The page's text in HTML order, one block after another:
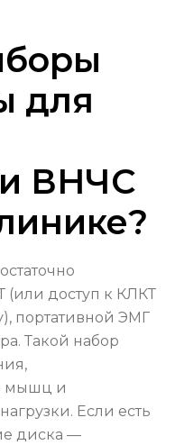
для
ВНЧС
(или доступ к КЛКТ
портативной ЭМГ
Такой набор
мышц и
Если есть
диска —